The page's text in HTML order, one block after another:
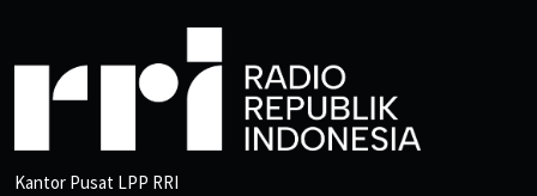
Kantor Pusat LPP RRI